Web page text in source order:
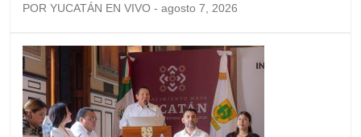
POR YUCATÁN EN VIVO - agosto 7, 2026